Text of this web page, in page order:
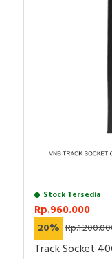
Stock Tersedia
Rp.960.000
20%
Track Socket